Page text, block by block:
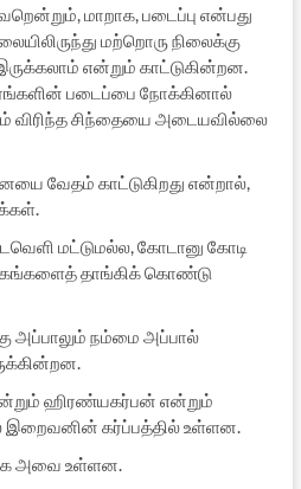
மாறாக, படைப்பு என்பது
மற்றொரு நிலைக்கு
என்றும் காட்டுகின்றன.
படைப்பை நோக்கினால்
விரிந்த சிந்தையை அடையவில்லை
வேதம் காட்டுகிறது என்றால்,
மட்டுமல்ல, கோடானு கோடி
தாங்கிக் கொண்டு
அப்பாலும் நம்மை அப்பால்
ஹிரண்யகர்பன் என்றும்
இறைவனின் கர்ப்பத்தில் உள்ளன.
அவை உள்ளன.